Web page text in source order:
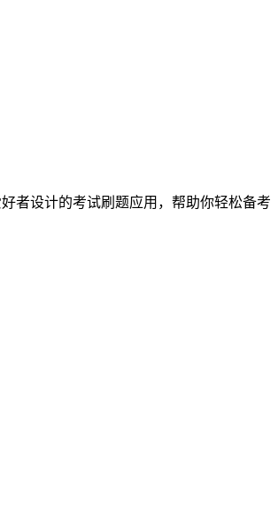
者设计的考试刷题应用，帮助你轻松备考